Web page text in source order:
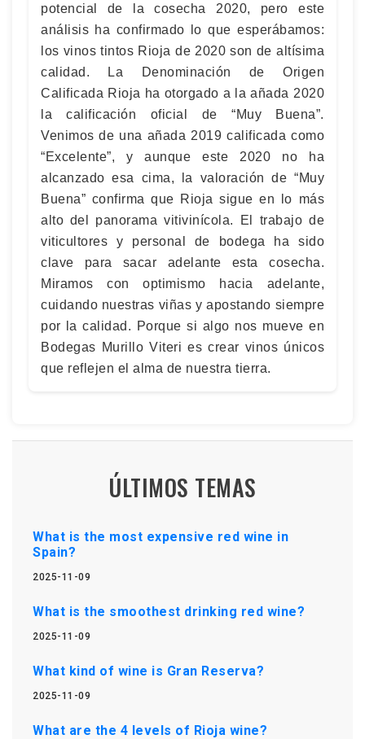
potencial de la cosecha 2020, pero este
análisis ha confirmado lo que esperábamos:
los vinos tintos Rioja de 2020 son de altísima
calidad. La Denominación de Origen
Calificada Rioja ha otorgado a la añada 2020
la calificación oficial de “Muy Buena”.
Venimos de una añada 2019 calificada como
“Excelente”, y aunque este 2020 no ha
alcanzado esa cima, la valoración de “Muy
Buena” confirma que Rioja sigue en lo más
alto del panorama vitivinícola. El trabajo de
viticultores y personal de bodega ha sido
clave para sacar adelante esta cosecha.
Miramos con optimismo hacia adelante,
cuidando nuestras viñas y apostando siempre
por la calidad. Porque si algo nos mueve en
Bodegas Murillo Viteri es crear vinos únicos
que reflejen el alma de nuestra tierra.
ÚLTIMOS TEMAS
What is the most expensive red wine in
Spain?
2025-11-09
What is the smoothest drinking red wine?
2025-11-09
What kind of wine is Gran Reserva?
2025-11-09
What are the 4 levels of Rioja wine?